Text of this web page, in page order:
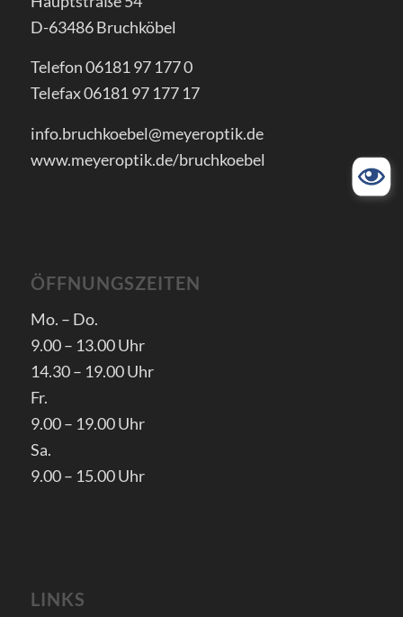
D-63486 Bruchköbel
Telefon 06181 97 177 0
Telefax 06181 97 177 17
info.bruchkoebel@meyeroptik.de
www.meyeroptik.de/bruchkoebel
ÖFFNUNGSZEITEN
Mo. – Do.
9.00 – 13.00 Uhr
14.30 – 19.00 Uhr
Fr.
9.00 – 19.00 Uhr
Sa.
9.00 – 15.00 Uhr
LINKS